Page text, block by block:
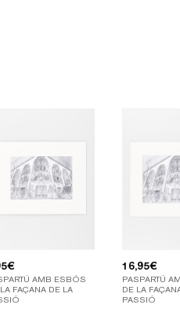
€
AMB ESBÓS
FAÇANA DE LA
16,95€
PASPARTÚ
DE LA
PASSIÓ